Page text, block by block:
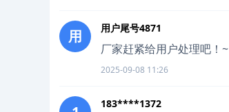
用 用户尾号4871
厂家赶紧给用户处理吧！~
2025-09-08 11:26
183****1372